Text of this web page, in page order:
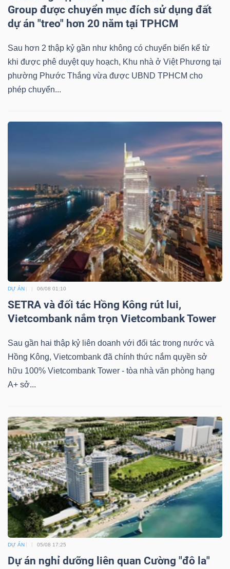
Group được chuyển mục đích sử dụng đất
dự án "treo" hơn 20 năm tại TPHCM
Sau hơn 2 thập kỷ gần như không có chuyển biến kể từ
khi được phê duyệt quy hoạch, Khu nhà ở Việt Phương tại
phường Phước Thắng vừa được UBND TPHCM cho
phép chuyển...
DỰ ÁN 06/08 01:10
SETRA và đối tác Hồng Kông rút lui,
Vietcombank nắm trọn Vietcombank Tower
Sau gần hai thập kỷ liên doanh với đối tác trong nước và
Hồng Kông, Vietcombank đã chính thức nắm quyền sở
hữu 100% Vietcombank Tower - tòa nhà văn phòng hạng
A+ sở...
DỰ ÁN 05/08 17:25
Dự án nghỉ dưỡng liên quan Cường "đô la"
tạo
Sách
tài
cụ
đầu
tư
Truyền
thông
tài
chính
Dữ
tài
chính